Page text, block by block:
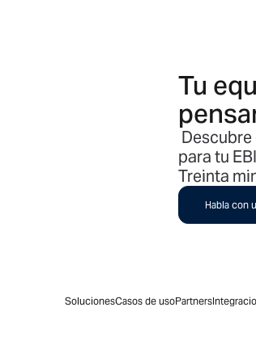
Tu
para tu
Treinta
Habla con
SolucionesCasos de usoPartners